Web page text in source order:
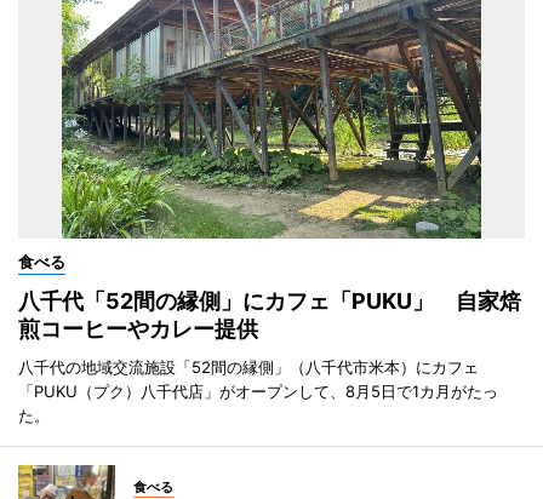
食べる
八千代「52間の縁側」にカフェ「PUKU」 自家焙
煎コーヒーやカレー提供
八千代の地域交流施設「52間の縁側」（八千代市米本）にカフェ
「PUKU（プク）八千代店」がオープンして、8月5日で1カ月がたっ
た。
食べる